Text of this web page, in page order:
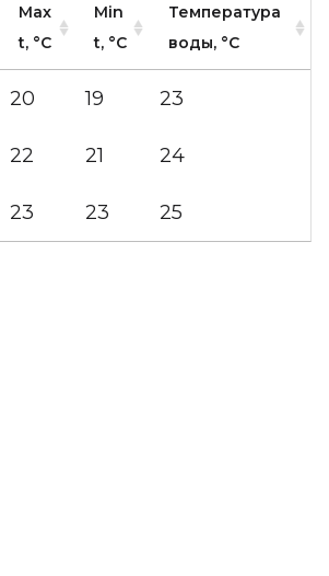
Max
t, °C
Min
t, °C
Температура
воды, °C
20 19 23
22 21 24
23 23 25